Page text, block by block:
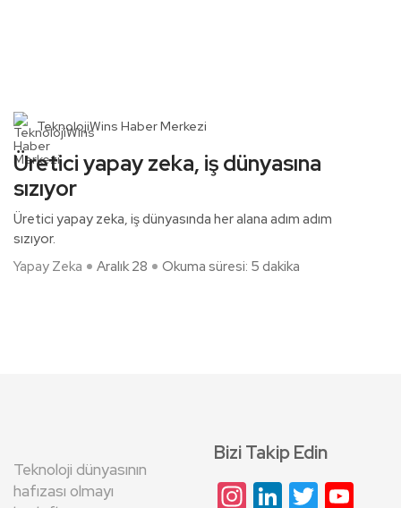
TeknolojiWins Haber Merkezi
Üretici yapay zeka, iş dünyasına
sızıyor
Üretici yapay zeka, iş dünyasında her alana adım adım
sızıyor.
Yapay Zeka
Aralık 28 Okuma süresi: 5 dakika
Teknoloji dünyasının
hafızası olmayı
Bizi Takip Edin
Instagram
LinkedIn